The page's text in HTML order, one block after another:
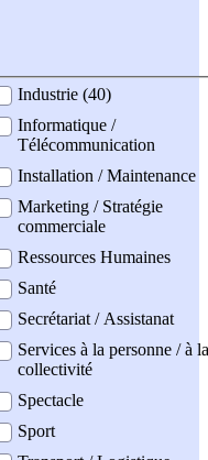
Industrie (40)
Informatique /
Télécommunication
Installation / Maintenance
Marketing / Stratégie
commerciale
Ressources Humaines
Santé
Secrétariat / Assistanat
Services à la personne / à la
collectivité
Spectacle
Sport